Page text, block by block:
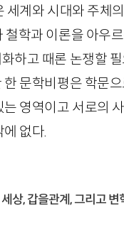
세계와 시대와 주체
철학과 이론을 아우
하고 때론 논쟁할 필
한 문학비평은 학문
는 영역이고 서로의
없다.
상, 갑을관계, 그리고 변